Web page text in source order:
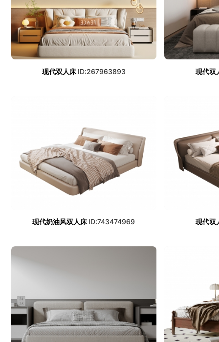
现代双人床 ID:267963893 现代双
现代奶油风双人床 ID:743474969 现代双